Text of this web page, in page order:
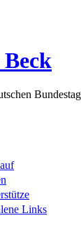
Links